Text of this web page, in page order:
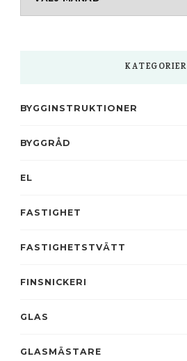
KATEGORIER
BYGGINSTRUKTIONER
BYGGRÅD
EL
FASTIGHET
FASTIGHETSTVÄTT
FINSNICKERI
GLAS
GLASMÄSTARE